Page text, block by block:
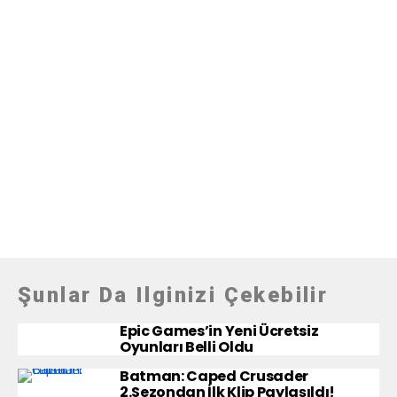
Şunlar Da Ilginizi Çekebilir
Epic Games’in Yeni Ücretsiz
Oyunları Belli Oldu
Batman: Caped Crusader
2.Sezondan İlk Klip Paylaşıldı!